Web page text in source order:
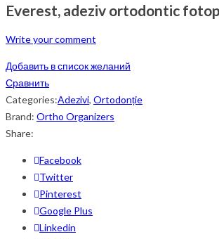
Everest, adeziv ortodontic
Write your comment
Добавить в список желаний
Сравнить
Categories:Adezivi, Ortodonție
Brand: Ortho Organizers
Share:
Facebook
Twitter
Pinterest
Google Plus
Linkedin